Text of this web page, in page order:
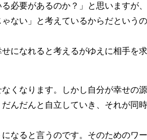
必要があるのか？」と思いますが、
ない」と考えているからだというの
になれると考えるがゆえに相手を求
くなります。しかし自分が幸せの源
んだんと自立していき、それが同時
なると言うのです。そのためのワー